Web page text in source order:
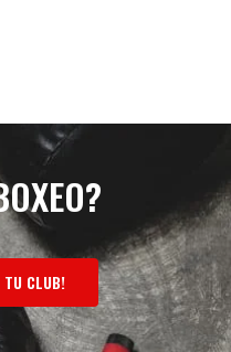
TU CLUB!